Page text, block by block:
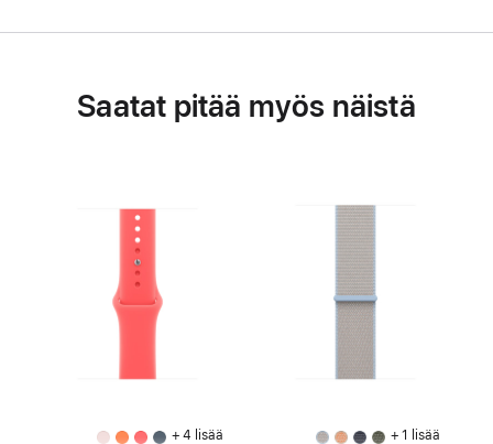
Saatat pitää myös näistä
+ 4 lisää + 1 lisää